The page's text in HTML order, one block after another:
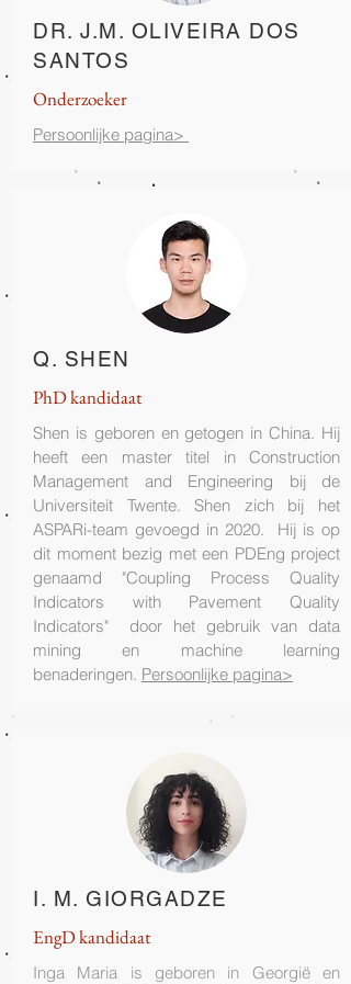
DR. J.M. OLIVEIRA DOS
SANTOS
Onderzoeker
Persoonlijke pagina>
Q. SHEN
PhD kandidaat
Shen is geboren en getogen in China. Hij
heeft een master titel in Construction
Management and Engineering bij de
Universiteit Twente. Shen zich bij het
ASPARi-team gevoegd in 2020. Hij is op
dit moment bezig met een PDEng project
genaamd "Coupling Process Quality
Indicators with Pavement Quality
Indicators" door het gebruik van data
mining en machine learning
benaderingen. Persoonlijke pagina>
I. M. GIORGADZE
EngD kandidaat
Inga Maria is geboren in Georgië en